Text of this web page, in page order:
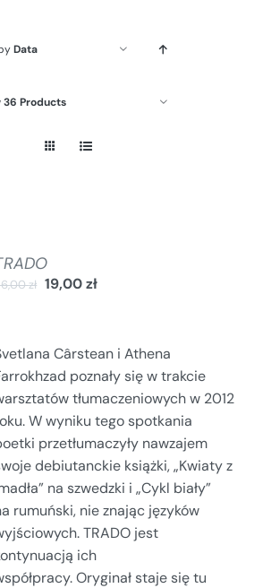
Data
36 Products
zł 19,00zł
Cârstean i Athena
poznały się w trakcie
tłumaczeniowych w 2012
W wyniku tego spotkania
przetłumaczyły nawzajem
debiutanckie książki, „Kwiaty z
na szwedzki i „Cykl biały”
rumuński, nie znając języków
TRADO jest
ich
Oryginał staje się tu